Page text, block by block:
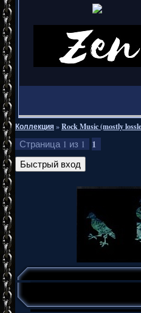
Коллекция»Rock Music (mostly
Страница 1 из 1 1